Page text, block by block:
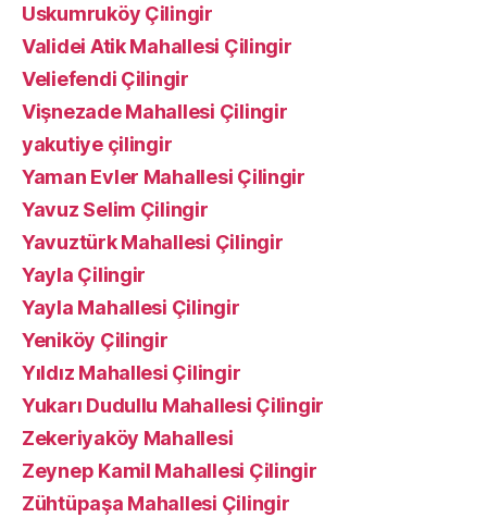
Uskumruköy Çilingir
Validei Atik Mahallesi Çilingir
Veliefendi Çilingir
Vişnezade Mahallesi Çilingir
yakutiye çilingir
Yaman Evler Mahallesi Çilingir
Yavuz Selim Çilingir
Yavuztürk Mahallesi Çilingir
Yayla Çilingir
Yayla Mahallesi Çilingir
Yeniköy Çilingir
Yıldız Mahallesi Çilingir
Yukarı Dudullu Mahallesi Çilingir
Zekeriyaköy Mahallesi
Zeynep Kamil Mahallesi Çilingir
Zühtüpaşa Mahallesi Çilingir